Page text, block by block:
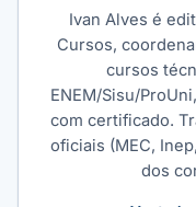
Ivan Alves é
Cursos,
cursos
ENEM/Sisu/
com certificado.
oficiais (MEC,
dos